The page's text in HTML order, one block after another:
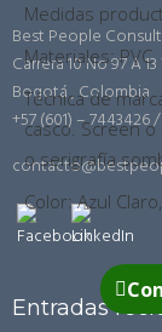
Medidas
Materiales: PVC
Técnica de
casco. Screen
o serigrafía
Color: Azul
Best People
Carrera 10 No 97 A
Bogotá , Colombia
+57 (601) – 7443426
Entradas